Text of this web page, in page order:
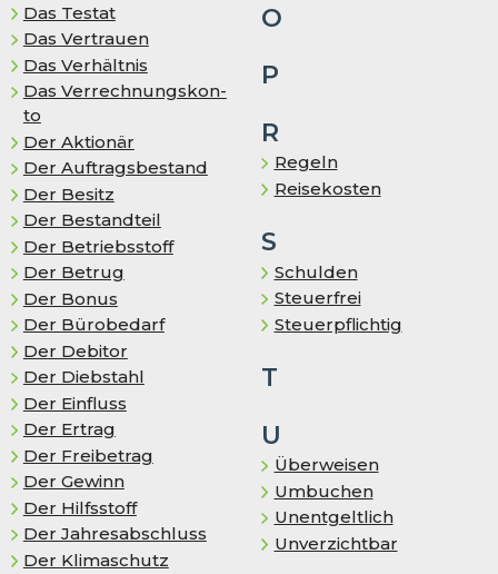
Das Testat
Das Vertrauen
Das Ver­hält­nis
Das Ver­rech­nungs­kon­
to
Der Aktionär
Der Auf­trags­be­stand
Der Besitz
Der Bestandteil
Der Betriebsstoff
Der Betrug
Der Bonus
Der Bürobedarf
Der Debitor
Der Diebstahl
Der Einfluss
Der Ertrag
Der Freibetrag
Der Gewinn
Der Hilfsstoff
Der Jahresabschluss
Der Klimaschutz
O
P
R
Regeln
Reisekosten
S
Schulden
Steuerfrei
Steuerpflichtig
T
U
Überweisen
Umbuchen
Unentgeltlich
Unverzichtbar